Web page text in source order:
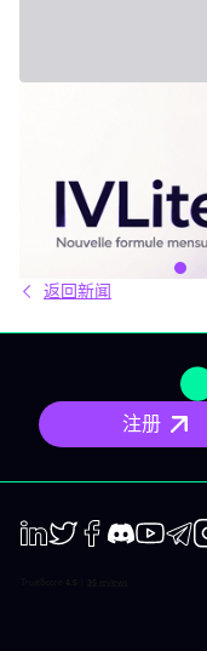
IVLite：IVT精华通知，
顾，直接送达您的手机
而是过剩。每天都有数
场中。结果就是：你推
场，而不是主动掌控。
29€，只为你提供一件
么？ IVLite即IVT通知
和电脑上收到IVT教练们
信息流，无需额外的动
但有正职工作、有生活
些内容？ 精确的市场信
确聚焦要点，不会分心
预期情景与失效点。你
期简报 市场波动时，我
流与真实投资者行为。
举个例子，一天的节奏
基调。 09:12 今日计划
点。 14:30 中期简报，
返回新闻
注册